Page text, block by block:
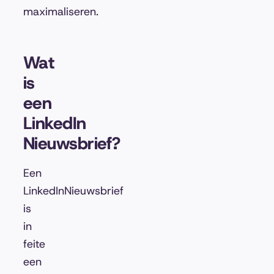
maximaliseren.
Wat
is
een
LinkedIn
Nieuwsbrief?
Een
LinkedInNieuwsbrief
is
in
feite
een